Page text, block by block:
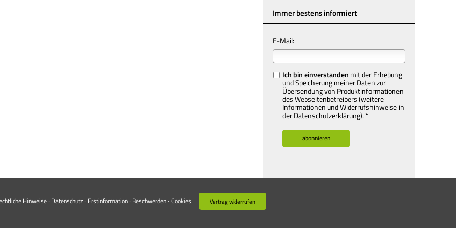
Immer bestens informiert
E-Mail:
Ich bin einverstanden mit der Erhebung
und Speicherung meiner Daten zur
Übersendung von Produktinformationen
des Webseitenbetreibers (weitere
Informationen und Widerrufshinweise in
derDatenschutzerklärung). *
Hinweise · Datenschutz · Erstinformation · Beschwerden · Cookies Vertrag widerrufen